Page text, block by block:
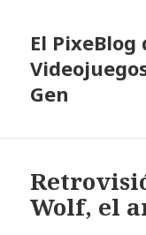
El PixeBlog
Gen
Wolf, el